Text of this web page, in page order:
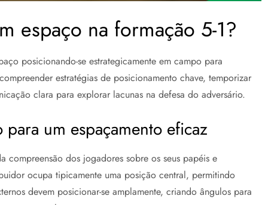
espaço na formação 5-1?
posicionando-se estrategicamente em campo para
estratégias de posicionamento chave, temporizar
clara para explorar lacunas na defesa do adversário.
um espaçamento eficaz
compreensão dos jogadores sobre os seus papéis e
ocupa tipicamente uma posição central, permitindo
devem posicionar-se amplamente, criando ângulos para